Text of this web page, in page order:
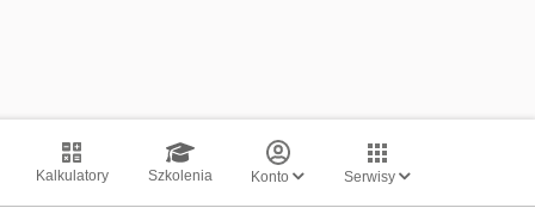
Kalkulatory Szkolenia Konto Serwisy